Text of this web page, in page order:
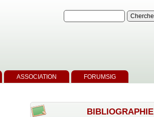
ASSOCIATION FORUMSIG
BIBLIOGRAPHIE